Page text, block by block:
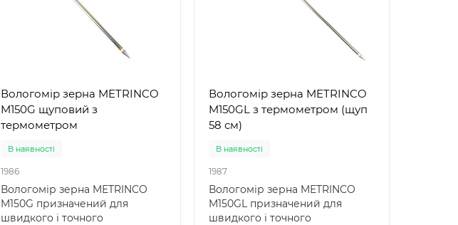
Вологомір зерна METRINCO
M150G щуповий з
термометром
В наявності
1986
Вологомір зерна METRINCO
M150G призначений для
швидкого і точного
Вологомір зерна METRINCO
M150GL з термометром (щуп
58 см)
В наявності
1987
Вологомір зерна METRINCO
M150GL призначений для
швидкого і точного